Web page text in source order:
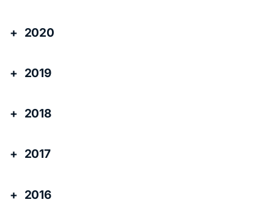
2020
2019
2018
2017
2016